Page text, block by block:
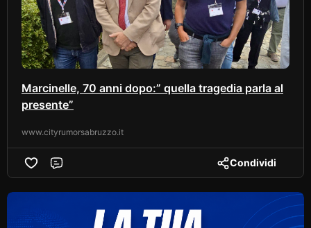
Marcinelle, 70 anni dopo:” quella tragedia parla al
presente”
www.cityrumorsabruzzo.it
Condividi